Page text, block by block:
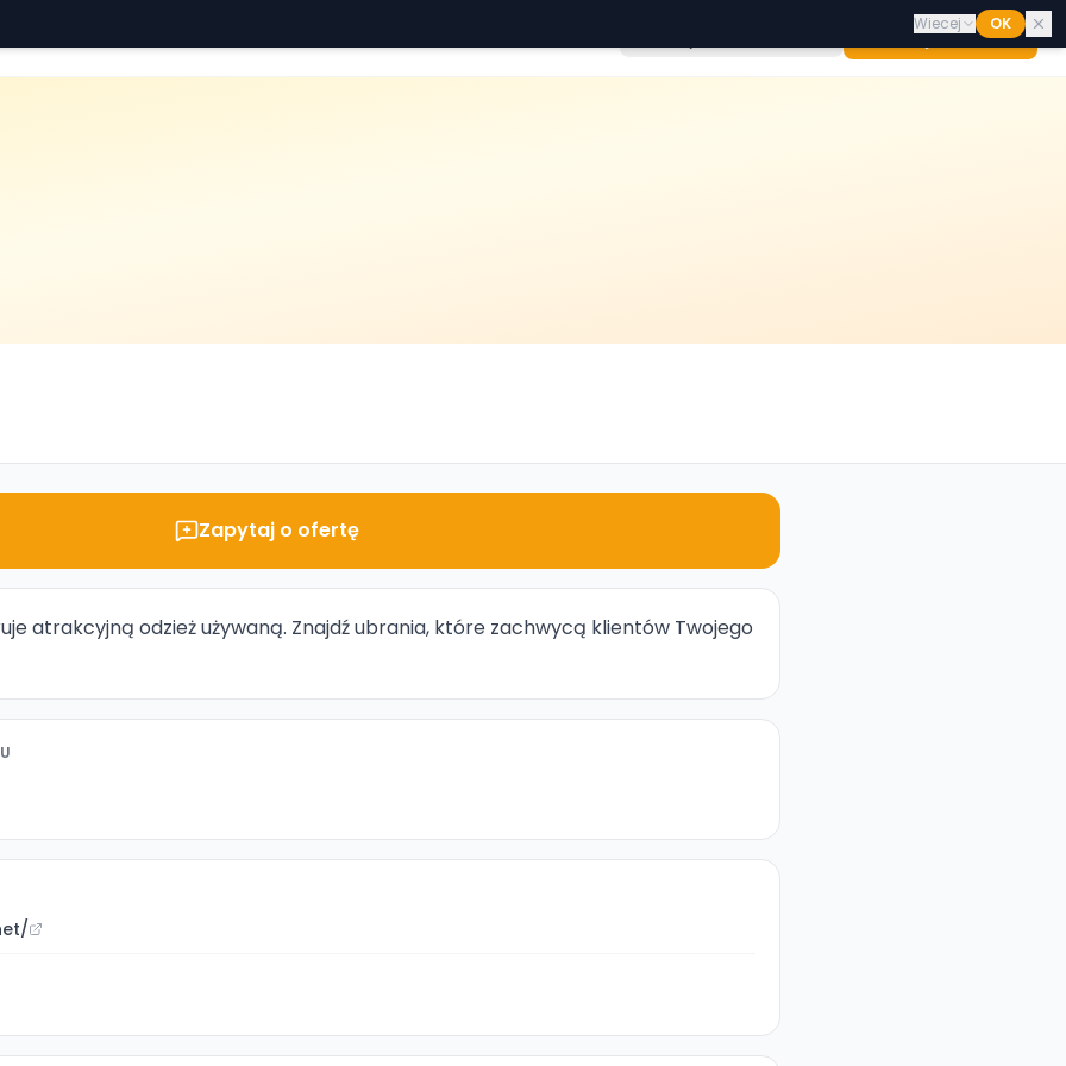
Dodaj hurtownię
Zapytaj o ofertę
atrakcyjną odzież używaną. Znajdź ubrania, które zachwycą klientów Twojego
Wiecej OK